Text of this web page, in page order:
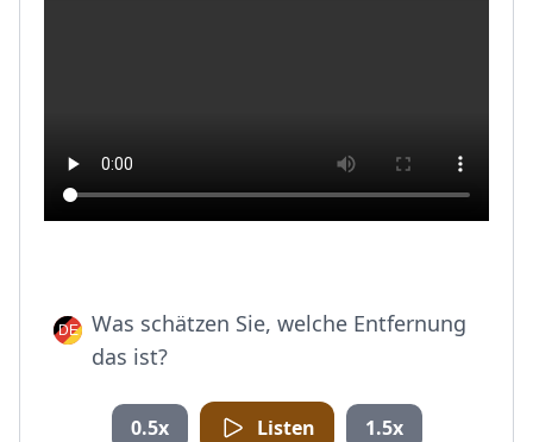
Was schätzen Sie, welche Entfernung
das ist?
0.5x Listen 1.5x